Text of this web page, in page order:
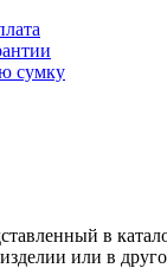
сумку
в
или в